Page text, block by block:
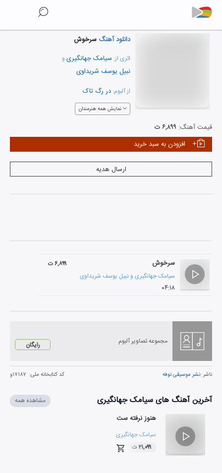
دانلود آهنگ سرخوش
اثری از: سیامک جهانگیری و
نبیل یوسف شریداوی
از آلبوم: در رگ تاک
نمایش همه هنرمندان
قیمت آهنگ: ۶,۸۹۹ ت
افزودن به سبد خرید
ارسال هدیه
سرخوش
سیامک جهانگیری و نبیل یوسف شریداوی
۰۴:۱۸
۶,۸۹۹ ت
مجموعه تصاویر آلبوم رایگان
ناشر :نشر موسیقی نوفه کد کتابخانه ملی: ۱۷۱۸۷و
آخرین آهنگ های سیامک جهانگیری مشاهده همه
هنوز نرفته ست
سیامک جهانگیری
۰۳:۳۳
۲۱,۰۹۹ ت